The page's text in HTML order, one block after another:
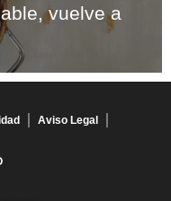
vuelve a
Aviso Legal